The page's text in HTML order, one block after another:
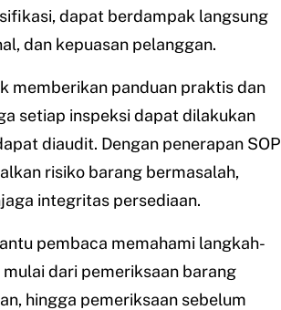
dapat berdampak langsung
dan kepuasan pelanggan.
memberikan panduan praktis dan
setiap inspeksi dapat dilakukan
diaudit. Dengan penerapan SOP
risiko barang bermasalah,
integritas persediaan.
pembaca memahami langkah-
dari pemeriksaan barang
hingga pemeriksaan sebelum